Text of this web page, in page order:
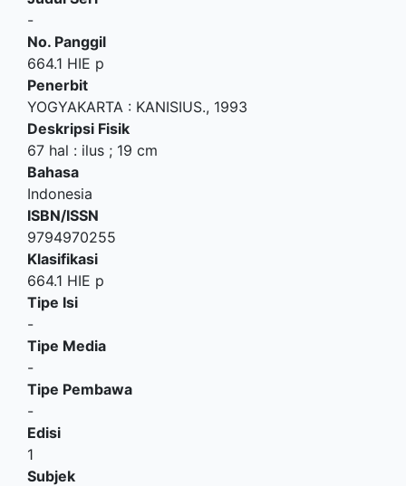
-
No. Panggil
664.1 HIE p
Penerbit
YOGYAKARTA : KANISIUS., 1993
Deskripsi Fisik
67 hal : ilus ; 19 cm
Bahasa
Indonesia
ISBN/ISSN
9794970255
Klasifikasi
664.1 HIE p
Tipe Isi
-
Tipe Media
-
Tipe Pembawa
-
Edisi
1
Subjek